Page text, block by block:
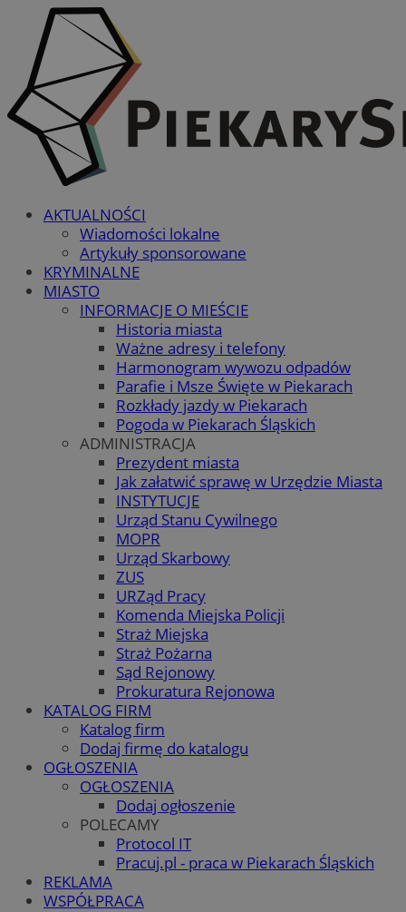
AKTUALNOŚCI
Wiadomości lokalne
Artykuły sponsorowane
KRYMINALNE
MIASTO
INFORMACJE O MIEŚCIE
Historia miasta
Ważne adresy i telefony
Harmonogram wywozu odpadów
Parafie i Msze Święte w Piekarach
Rozkłady jazdy w Piekarach
Pogoda w Piekarach Śląskich
ADMINISTRACJA
Prezydent miasta
Jak załatwić sprawę w Urzędzie Miasta
INSTYTUCJE
Urząd Stanu Cywilnego
MOPR
Urząd Skarbowy
ZUS
URZąd Pracy
Komenda Miejska Policji
Straż Miejska
Straż Pożarna
Sąd Rejonowy
Prokuratura Rejonowa
KATALOG FIRM
Katalog firm
Dodaj firmę do katalogu
OGŁOSZENIA
OGŁOSZENIA
Dodaj ogłoszenie
POLECAMY
Protocol IT
Pracuj.pl - praca w Piekarach Śląskich
REKLAMA
WSPÓŁPRACA